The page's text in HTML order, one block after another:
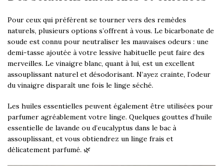
Pour ceux qui préfèrent se tourner vers des remèdes
naturels, plusieurs options s’offrent à vous. Le bicarbonate de
soude est connu pour neutraliser les mauvaises odeurs : une
demi-tasse ajoutée à votre lessive habituelle peut faire des
merveilles. Le vinaigre blanc, quant à lui, est un excellent
assouplissant naturel et désodorisant. N’ayez crainte, l’odeur
du vinaigre disparaît une fois le linge séché.
Les huiles essentielles peuvent également être utilisées pour
parfumer agréablement votre linge. Quelques gouttes d’huile
essentielle de lavande ou d’eucalyptus dans le bac à
assouplissant, et vous obtiendrez un linge frais et
délicatement parfumé. 🌿